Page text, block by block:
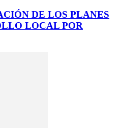
DE LOS PLANES
LOCAL POR